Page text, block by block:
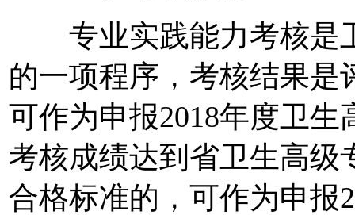
专业实践能力考核是
的一项程序，考核结果是
可作为申报2018年度卫生
考核成绩达到省卫生高级
合格标准的，可作为申报